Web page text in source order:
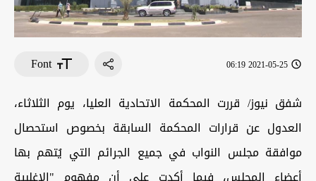
2021-05-25 06:19
Font
شفق نيوز/ قررت المحكمة الاتحادية العليا، يوم الثلاثاء،
العدول عن قرارات المحكمة السابقة بخصوص استحصال
موافقة مجلس النواب في جميع الجرائم التي يُتهم بها